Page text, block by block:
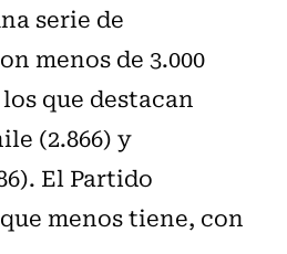
serie de
menos de 3.000
que destacan
(2.866) y
El Partido
menos tiene, con